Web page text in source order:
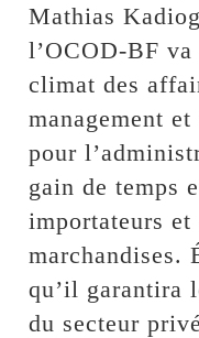
Mathias
l’OCOD-BF
climat des
management
pour
gain de temps
importateurs et
marchandises.
qu’il garantira
du secteur